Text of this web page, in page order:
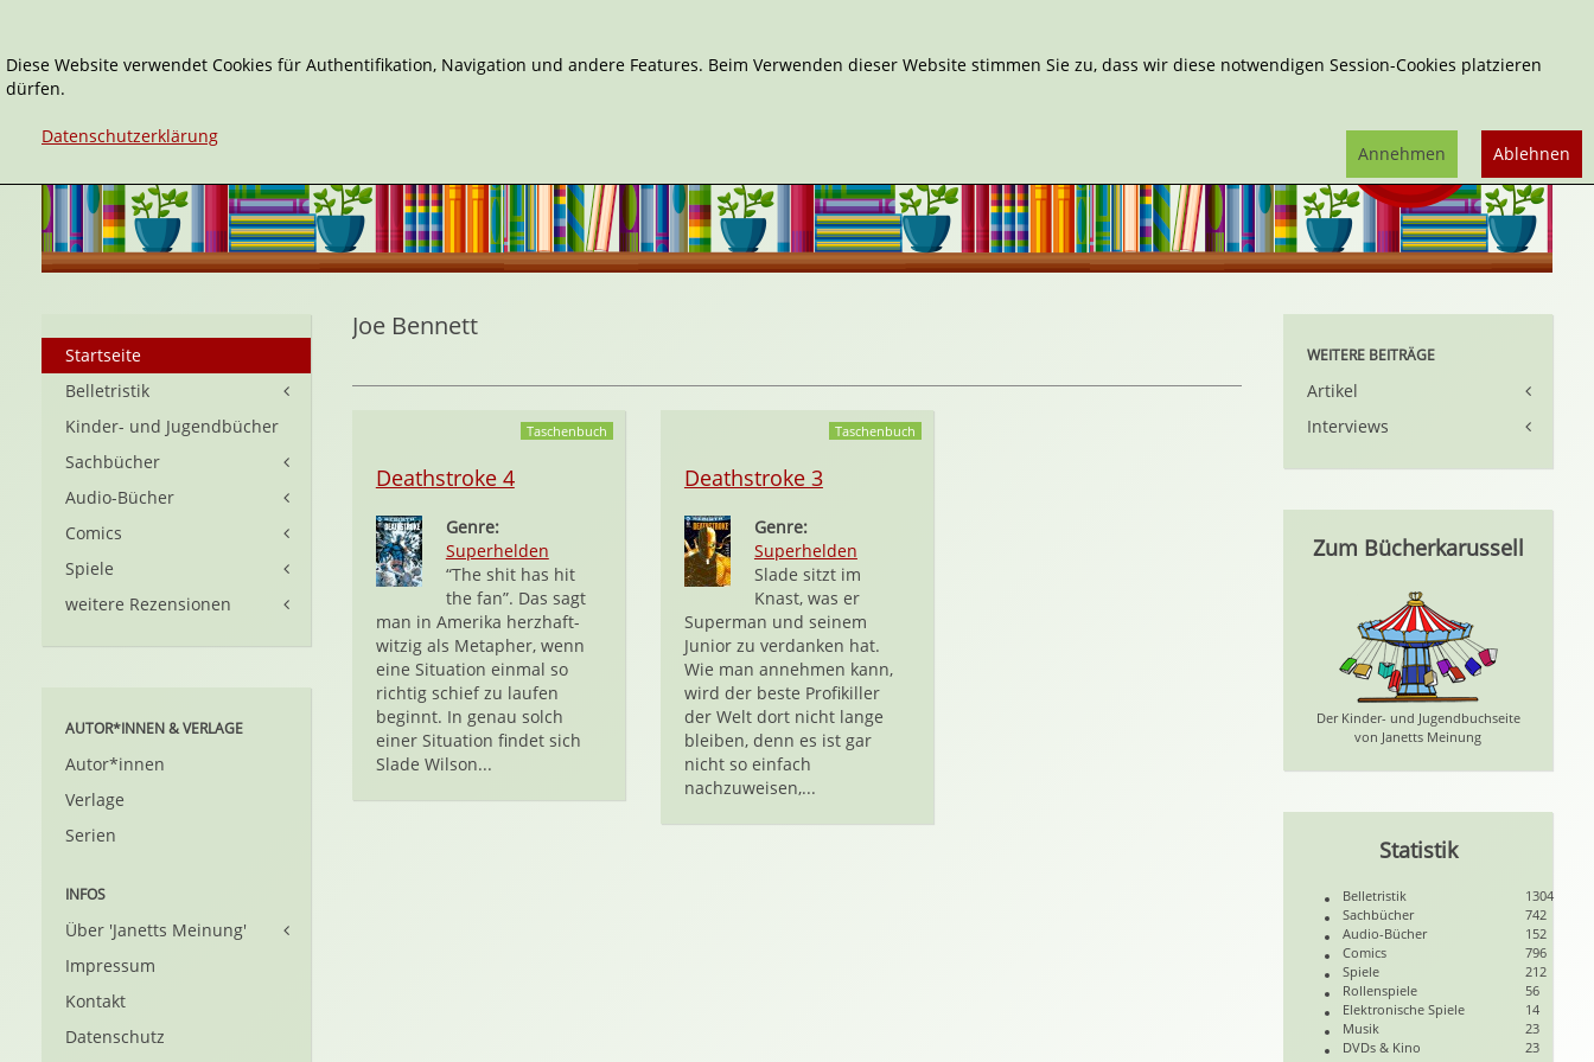
Joe Bennett
Taschenbuch
Deathstroke 4
Genre:
Superhelden
“The shit has hit
the fan”. Das sagt
man in Amerika herzhaft-
witzig als Metapher, wenn
eine Situation einmal so
richtig schief zu laufen
beginnt. In genau solch
einer Situation findet sich
Slade Wilson...
Taschenbuch
Deathstroke 3
Genre:
Superhelden
Slade sitzt im
Knast, was er
Superman und seinem
Junior zu verdanken hat.
Wie man annehmen kann,
wird der beste Profikiller
der Welt dort nicht lange
bleiben, denn es ist gar
nicht so einfach
nachzuweisen,...
Startseite
Belletristik
Kinder- und Jugendbücher
Sachbücher
Audio-Bücher
Comics
Spiele
weitere Rezensionen
AUTOR*INNEN & VERLAGE
Autor*innen
Verlage
Serien
INFOS
Über 'Janetts Meinung'
Impressum
Kontakt
Datenschutz
WEITERE BEITRÄGE
Artikel
Interviews
Zum Bücherkarussell
Der Kinder- und Jugendbuchseite
von Janetts Meinung
Statistik
Belletristik
1304
Sachbücher
742
Audio-Bücher
152
Comics
796
Spiele
212
Rollenspiele
56
Elektronische Spiele
14
Musik
23
DVDs & Kino
23
Diese Website verwendet Cookies für Authentifikation, Navigation und andere Features. Beim Verwenden dieser Website stimmen Sie zu, dass wir diese notwendigen Session-Cookies platzieren
dürfen.
Datenschutzerklärung
Ablehnen
Annehmen